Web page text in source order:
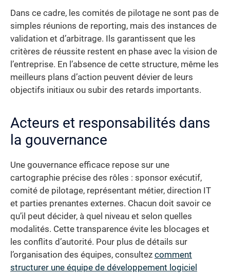
Dans ce cadre, les comités de pilotage ne sont pas de
simples réunions de reporting, mais des instances de
validation et d’arbitrage. Ils garantissent que les
critères de réussite restent en phase avec la vision de
l’entreprise. En l’absence de cette structure, même les
meilleurs plans d’action peuvent dévier de leurs
objectifs initiaux ou subir des retards importants.
Acteurs et responsabilités dans
la gouvernance
Une gouvernance efficace repose sur une
cartographie précise des rôles : sponsor exécutif,
comité de pilotage, représentant métier, direction IT
et parties prenantes externes. Chacun doit savoir ce
qu’il peut décider, à quel niveau et selon quelles
modalités. Cette transparence évite les blocages et
les conflits d’autorité. Pour plus de détails sur
l’organisation des équipes, consultez comment
structurer une équipe de développement logiciel